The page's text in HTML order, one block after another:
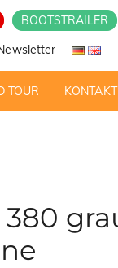
BOOTSTRAILER
TOUR KONTAKT